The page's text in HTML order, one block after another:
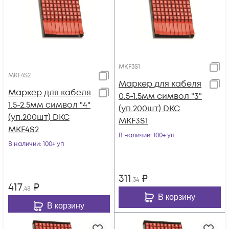
MKF4S2
Маркер для кабеля
1.5-2.5мм символ "4"
(уп.200шт) DKC
MKF4S2
В наличии: 100+ уп
417,48 ₽
В корзину
MKF3S1
Маркер для кабеля
0.5-1.5мм символ "3"
(уп.200шт) DKC
MKF3S1
В наличии: 100+ уп
311,34 ₽
В корзину